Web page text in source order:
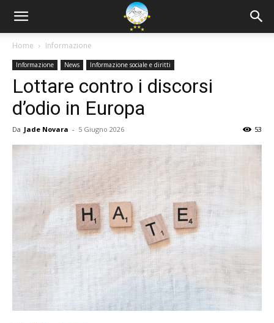
Home Informazione
Informazione News Informazione sociale e diritti
Lottare contro i discorsi
d’odio in Europa
Da Jade Novara - 5 Giugno 2026 53